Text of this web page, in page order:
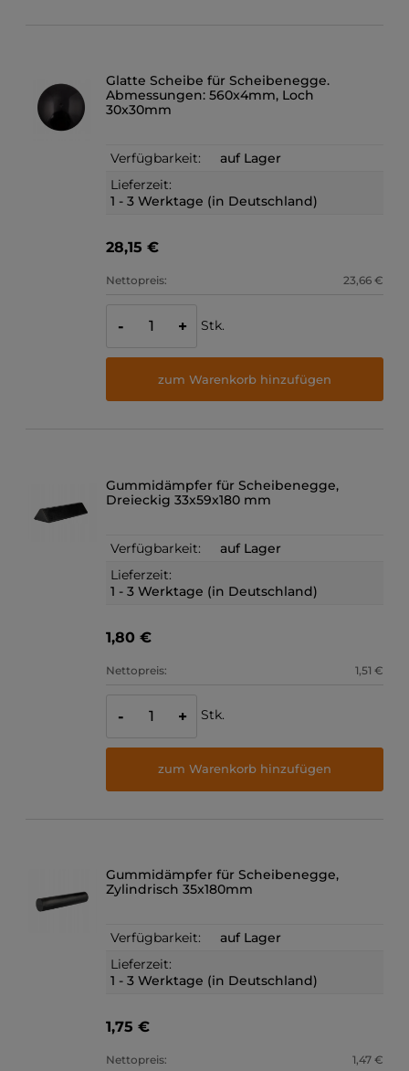
Glatte Scheibe für Scheibenegge.
Abmessungen: 560x4mm, Loch
30x30mm
Verfügbarkeit:
auf Lager
Lieferzeit:
1 - 3 Werktage (in Deutschland)
28,15 €
Nettopreis: 23,66 €
- + Stk.
zum Warenkorb hinzufügen
Gummidämpfer für Scheibenegge,
Dreieckig 33x59x180 mm
Verfügbarkeit:
auf Lager
Lieferzeit:
1 - 3 Werktage (in Deutschland)
1,80 €
Nettopreis: 1,51 €
- + Stk.
zum Warenkorb hinzufügen
Gummidämpfer für Scheibenegge,
Zylindrisch 35x180mm
Verfügbarkeit:
auf Lager
Lieferzeit:
1 - 3 Werktage (in Deutschland)
1,75 €
Nettopreis: 1,47 €